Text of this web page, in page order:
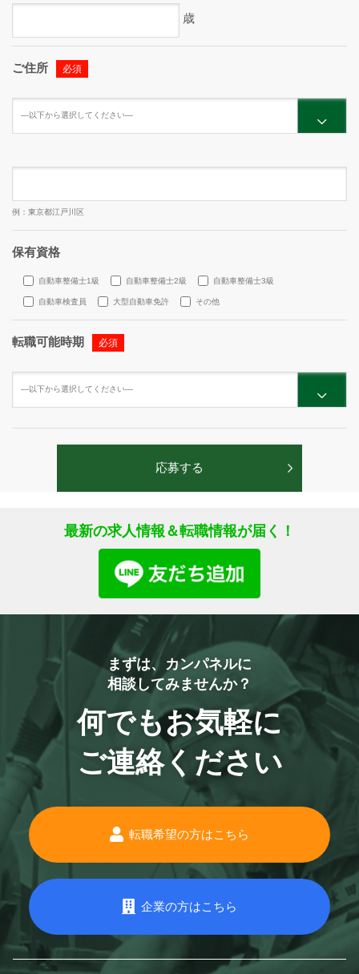
歳
ご住所 必須
例：東京都江戸川区
保有資格
自動車整備士1級 自動車整備士2級 自動車整備士3級
自動車検査員 大型自動車免許 その他
転職可能時期 必須
最新の求人情報＆転職情報が届く！
まずは、カンパネルに
相談してみませんか？
何でもお気軽に
ご連絡ください
転職希望の方はこちら
企業の方はこちら